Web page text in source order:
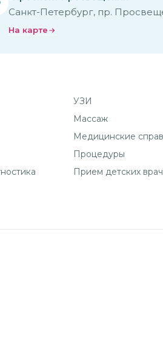
Санкт-Петербург, пр.
На карте
УЗИ
Массаж
Медицинские
Процедуры
Прием детских